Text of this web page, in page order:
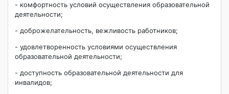
- комфортность условий осуществления образовательной
деятельности;
- доброжелательность, вежливость работников;
- удовлетворенность условиями осуществления
образовательной деятельности;
- доступность образовательной деятельности для
инвалидов;